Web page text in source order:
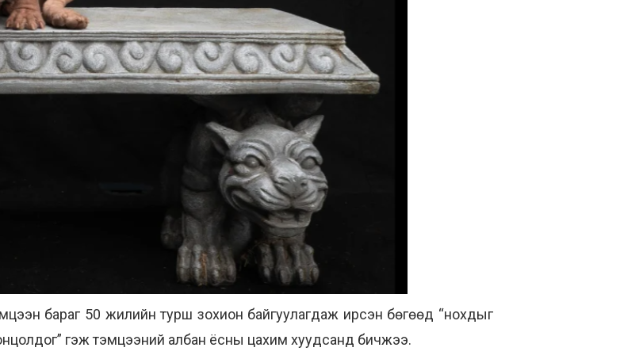
бараг 50 жилийн турш зохион байгуулагдаж ирсэн бөгөөд “нохдыг
гэж тэмцээний албан ёсны цахим хуудсанд бичжээ.